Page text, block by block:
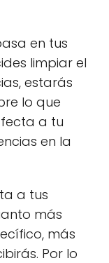
en tus
limpiar el
estarás
lo que
a tu
en la
a tus
más
más
Por lo